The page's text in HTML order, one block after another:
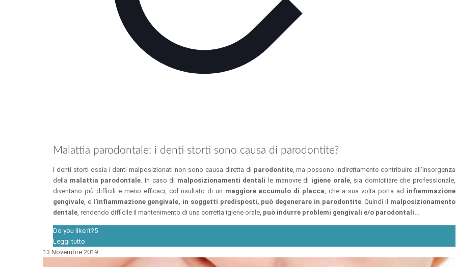
Malattia parodontale: i denti storti sono causa di parodontite?
I denti storti ossia i denti malposizionati non sono causa diretta di parodontite, ma possono indirettamente contribuire all’insorgenza
della malattia parodontale. In caso di malposizionamenti dentali le manovre di igiene orale, sia domiciliare che professionale,
diventano più difficili e meno efficaci, col risultato di un maggiore accumulo di placca, che a sua volta porta ad infiammazione
gengivale, e l’infiammazione gengivale, in soggetti predisposti, può degenerare in parodontite. Quindi il malposizionamento
dentale, rendendo difficile il mantenimento di una corretta igiene orale, può indurre problemi gengivali e/o parodontali...
Do you like it?5
Leggi tutto
13 Novembre 2019